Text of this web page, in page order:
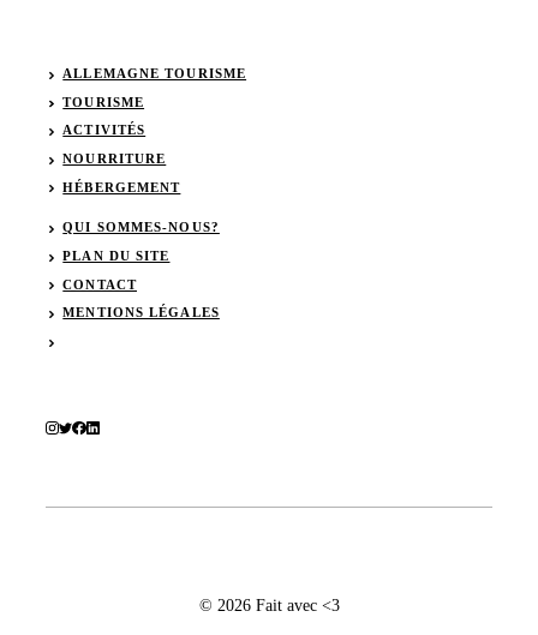
ALLEMAGNE TOURISME
TOURISME
ACTIVITÉS
NOURRITURE
HÉBERGEMENT
QUI SOMMES-NOUS?
PLAN DU SITE
CONTACT
MENTIONS LÉGALES
© 2026 Fait avec <3